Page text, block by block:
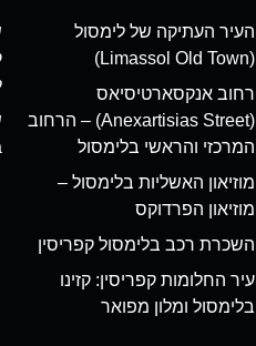
העיר העתיקה של לימסול
(Limassol Old Town)
רחוב אנקסארטיסיאס
(Anexartisias Street) – הרחוב
המרכזי והראשי בלימסול
מוזיאון האשליות בלימסול –
מוזיאון הפרדוקס
השכרת רכב בלימסול קפריסין
עיר החלומות קפריסין: קזינו
בלימסול ומלון מפואר